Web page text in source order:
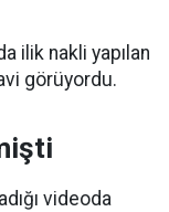
ilik nakli yapılan
görüyordu.
videoda